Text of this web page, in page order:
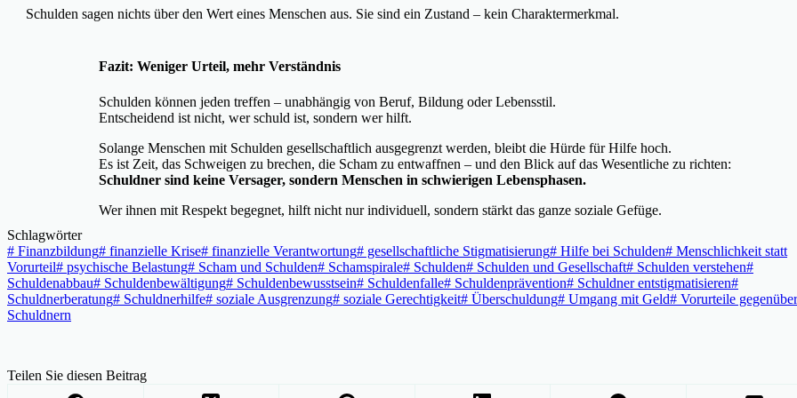
Schulden sagen nichts über den Wert eines Menschen aus. Sie sind ein Zustand – kein Charaktermerkmal.
Fazit: Weniger Urteil, mehr Verständnis
Schulden können jeden treffen – unabhängig von Beruf, Bildung oder Lebensstil.
Entscheidend ist nicht, wer schuld ist, sondern wer hilft.
Solange Menschen mit Schulden gesellschaftlich ausgegrenzt werden, bleibt die Hürde für Hilfe hoch.
Es ist Zeit, das Schweigen zu brechen, die Scham zu entwaffnen – und den Blick auf das Wesentliche zu richten:
Schuldner sind keine Versager, sondern Menschen in schwierigen Lebensphasen.
Wer ihnen mit Respekt begegnet, hilft nicht nur individuell, sondern stärkt das ganze soziale Gefüge.
Schlagwörter
# Finanzbildung# finanzielle Krise# finanzielle Verantwortung# gesellschaftliche Stigmatisierung# Hilfe bei Schulden# Menschlichkeit statt
Vorurteil# psychische Belastung# Scham und Schulden# Schamspirale# Schulden# Schulden und Gesellschaft# Schulden verstehen#
Schuldenabbau# Schuldenbewältigung# Schuldenbewusstsein# Schuldenfalle# Schuldenprävention# Schuldner entstigmatisieren#
Schuldnerberatung# Schuldnerhilfe# soziale Ausgrenzung# soziale Gerechtigkeit# Überschuldung# Umgang mit Geld# Vorurteile gegenüber
Schuldnern
Teilen Sie diesen Beitrag